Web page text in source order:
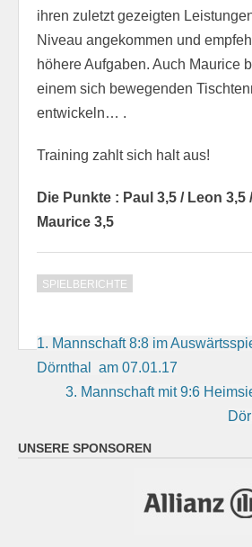
ihren zuletzt gezeigten
Niveau angekommen und
höhere Aufgaben. Auch Maurice
einem sich bewegenden
entwickeln… .
Training zahlt sich halt aus!
Die Punkte : Paul 3,5 / Leon 3,5
Maurice 3,5
SPIELBERICHTE
Beitragsnavigation
1. Mannschaft 8:8 im
Dörnthal am 07.01.17
3. Mannschaft mit 9:6
UNSERE SPONSOREN